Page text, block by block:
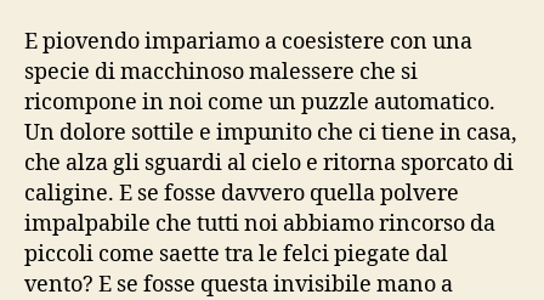
E piovendo impariamo a coesistere con una
specie di macchinoso malessere che si
ricompone in noi come un puzzle automatico.
Un dolore sottile e impunito che ci tiene in casa,
che alza gli sguardi al cielo e ritorna sporcato di
caligine. E se fosse davvero quella polvere
impalpabile che tutti noi abbiamo rincorso da
piccoli come saette tra le felci piegate dal
vento? E se fosse questa invisibile mano a